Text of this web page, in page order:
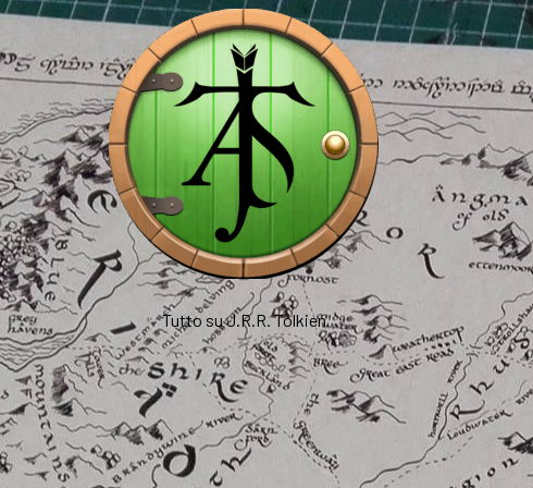
Tutto su J.R.R. Tolkien